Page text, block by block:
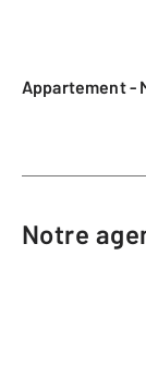
Appartement -
Notre